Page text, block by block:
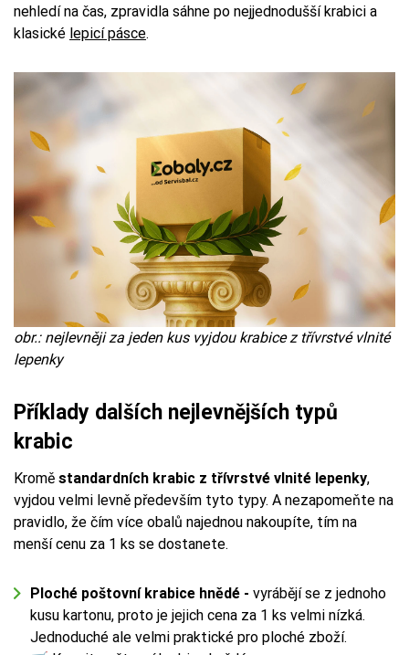
nehledí na čas, zpravidla sáhne po nejjednodušší krabici a
klasické lepicí pásce.
obr.: nejlevněji za jeden kus vyjdou krabice z třívrstvé vlnité
lepenky
Příklady dalších nejlevnějších typů
krabic
Kromě standardních krabic z třívrstvé vlnité lepenky,
vyjdou velmi levně především tyto typy. A nezapomeňte na
pravidlo, že čím více obalů najednou nakoupíte, tím na
menší cenu za 1 ks se dostanete.
Ploché poštovní krabice hnědé - vyrábějí se z jednoho
kusu kartonu, proto je jejich cena za 1 ks velmi nízká.
Jednoduché ale velmi praktické pro ploché zboží.